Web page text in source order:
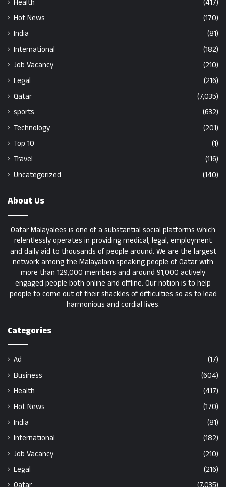
Health
(417)
Hot News
(170)
India
(81)
International
(182)
Job Vacancy
(210)
Legal
(216)
Qatar
(7,035)
sports
(632)
Technology
(201)
Top 10
(1)
Travel
(116)
Uncategorized
(140)
About Us
Qatar Malayalees is one of a substantial social platforms which
relentlessly operates in providing medical, legal, employment
and daily aid to thousands of people around. We are the largest
network among the Malayalam speaking people of Qatar with
more than 129,000 members and around 91,000 actively
engaged people both online and offline. Our notion is to help
people to come out of their shackles of difficulties so as to lead
harmonious and cordial lives.
Categories
Ad
(17)
Business
(604)
Health
(417)
Hot News
(170)
India
(81)
International
(182)
Job Vacancy
(210)
Legal
(216)